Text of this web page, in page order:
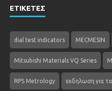
ΕΤΙΚΕΤΕΣ
dial test indicators MECMESIN
Mitsubishi Materials VQ Series
RPS Metrology εκδηλωση για